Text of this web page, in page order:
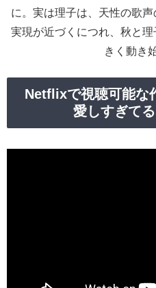
に。実は理子は、天性の歌
実現が近づくにつれ、秋と
きく動
Netflixで視聴可能な
愛しすぎて